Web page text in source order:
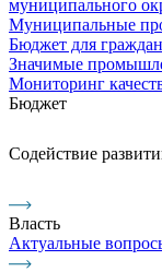
муниципального
Муниципальные
Бюджет для граждан
Значимые
Мониторинг
Бюджет
Содействие
Власть
Актуальные